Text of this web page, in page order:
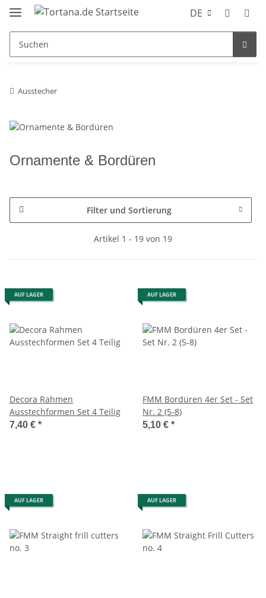
DE
Ausstecher
Ornamente & Bordüren
Filter und Sortierung
Artikel 1 - 19 von 19
AUF LAGER
Decora Rahmen
Ausstechformen Set 4 Teilig
7,40 € *
AUF LAGER
FMM Bordüren 4er Set - Set
Nr. 2 (5-8)
5,10 € *
AUF LAGER AUF LAGER